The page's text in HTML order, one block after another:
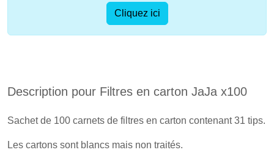
Cliquez ici
Description pour Filtres en carton JaJa x100
Sachet de 100 carnets de filtres en carton contenant 31 tips.
Les cartons sont blancs mais non traités.